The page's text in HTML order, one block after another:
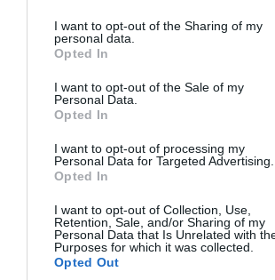
not limited to your visit or usage behaviour.
grant or deny consent to Google and its
use your data for below specified purposes
consent section.
I want to opt-out of the Sharing of my
personal data.
Opted In
I want to opt-out of the Sale of my
Personal Data.
Opted In
I want to opt-out of processing my
Personal Data for Targeted Advertising.
Opted In
I want to opt-out of Collection, Use,
Retention, Sale, and/or Sharing of my
Personal Data that Is Unrelated with
Purposes for which it was collected.
Opted Out
05.08.2026 | 14:41
PRONEWS.GR /